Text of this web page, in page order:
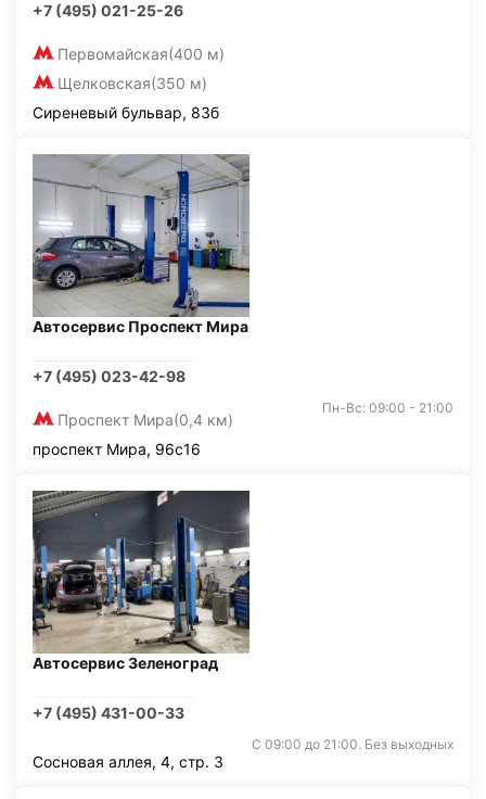
+7 (495) 021-25-26
Первомайская(400 м)
Щелковская(350 м)
Сиреневый бульвар, 83б
Автосервис Проспект Мира
+7 (495) 023-42-98
Проспект Мира(0,4 км)
Пн-Вс: 09:00 - 21:00
проспект Мира, 96с16
Автосервис Зеленоград
+7 (495) 431-00-33
С 09:00 до 21:00. Без выходных
Сосновая аллея, 4, стр. 3